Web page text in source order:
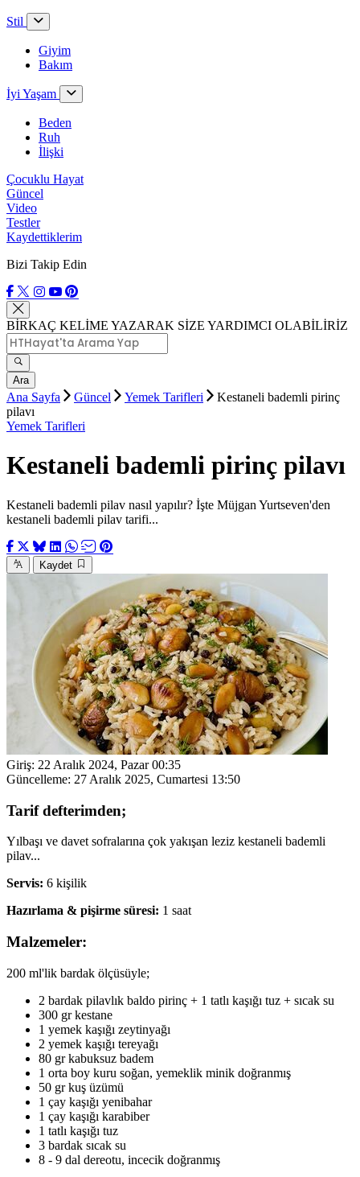
Stil
Giyim
Bakım
İyi Yaşam
Beden
Ruh
İlişki
Çocuklu Hayat
Güncel
Video
Testler
Kaydettiklerim
Bizi Takip Edin
BİRKAÇ KELİME YAZARAK SİZE YARDIMCI OLABİLİRİZ
Ara
Ana Sayfa Güncel Yemek Tarifleri
Kestaneli bademli pirinç
pilavı
Yemek Tarifleri
Kestaneli bademli pirinç pilavı
Kestaneli bademli pilav nasıl yapılır? İşte Müjgan Yurtseven'den
kestaneli bademli pilav tarifi...
Kaydet
Giriş: 22 Aralık 2024, Pazar 00:35
Güncelleme: 27 Aralık 2025, Cumartesi 13:50
Tarif defterimden;
Yılbaşı ve davet sofralarına çok yakışan leziz kestaneli bademli
pilav...
Servis: 6 kişilik
Hazırlama & pişirme süresi: 1 saat
Malzemeler:
200 ml'lik bardak ölçüsüyle;
2 bardak pilavlık baldo pirinç + 1 tatlı kaşığı tuz + sıcak su
300 gr kestane
1 yemek kaşığı zeytinyağı
2 yemek kaşığı tereyağı
80 gr kabuksuz badem
1 orta boy kuru soğan, yemeklik minik doğranmış
50 gr kuş üzümü
1 çay kaşığı yenibahar
1 çay kaşığı karabiber
1 tatlı kaşığı tuz
3 bardak sıcak su
8 - 9 dal dereotu, incecik doğranmış